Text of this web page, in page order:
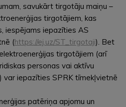
savukārt tirgotāju maiņu –
tirgotājiem, kas
iespējams iepazīties AS
(https://ej.uz/ST_tirgotaji). Bet
tirgotājiem (arī
personas vai aktīvu
var iepazīties SPRK tīmekļvietnē
patēriņa apjomu un